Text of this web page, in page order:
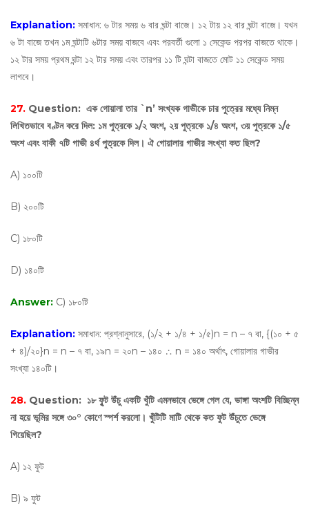
Explanation: সমাধান: ৬ টার সময় ৬ বার ঘন্টা বাজে। ১২ টায় ১২ বার ঘন্টা বাজে। যখন
৬ টা বাজে তখন ১ম ঘন্টাটি ৬টার সময় বাজবে এবং পরবর্তী গুলো ১ সেকেন্ড পরপর বাজতে থাকে।
১২ টার সময় প্রথম ঘন্টা ১২ টার সময় এবং তারপর ১১ টি ঘন্টা বাজতে মোট ১১ সেকেন্ড সময়
লাগবে।
27. Question: এক গোয়ালা তার `n’ সংখ্যক গাভীকে চার পুত্রের মধ্যে নিম্ন
লিখিতভাবে বণ্টন করে দিল: ১ম পুত্রকে ১/২ অংশ, ২য় পুত্রকে ১/৪ অংশ, ৩য় পুত্রকে ১/৫
অংশ এবং বাকী ৭টি গাভী ৪র্থ পুত্রকে দিল। ঐ গোয়ালার গাভীর সংখ্যা কত ছিল?
A) ১০০টি
B) ২০০টি
C) ১৮০টি
D) ১৪০টি
Answer: C) ১৮০টি
Explanation: সমাধান: প্রশ্নানুসারে, (১/২ + ১/৪ + ১/৫)n = n – ৭ বা, {(১০ + ৫
+ ৪)/২০}n = n – ৭ বা, ১৯n = ২০n – ১৪০ ∴ n = ১৪০ অর্থাৎ, গোয়ালার গাভীর
সংখ্যা ১৪০টি।
28. Question: ১৮ ফুৃট উঁচু একটি খুঁটি এমনভাবে ভেঙ্গে গেল যে, ভাঙ্গা অংশটি বিচ্ছিন্ন
না হয়ে ভূমির সঙ্গে ৩০° কোণে স্পর্শ করলো। খুঁটিটি মাটি থেকে কত ফুট উঁচুতে ভেঙ্গে
গিয়েছিল?
A) ১২ ফুট
B) ৯ ফুট